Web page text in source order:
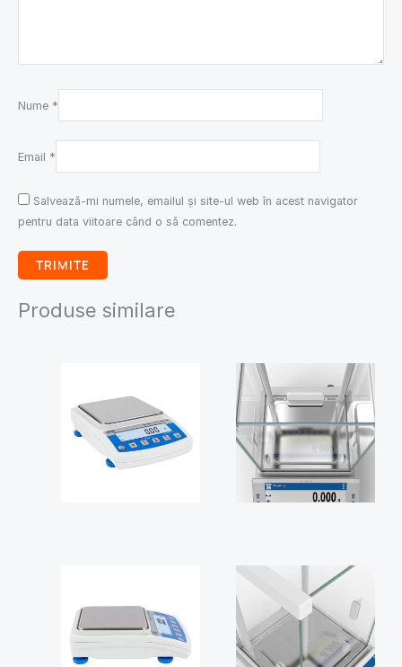
Nume *
Email *
Salvează-mi numele, emailul și site-ul web în acest navigator
pentru data viitoare când o să comentez.
Produse similare